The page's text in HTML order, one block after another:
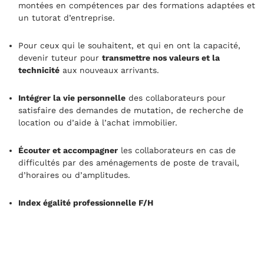
montées en compétences par des formations adaptées et
un tutorat d’entreprise.
Pour ceux qui le souhaitent, et qui en ont la capacité,
devenir tuteur pour transmettre nos valeurs et la
technicité aux nouveaux arrivants.
Intégrer la vie personnelle des collaborateurs pour
satisfaire des demandes de mutation, de recherche de
location ou d’aide à l’achat immobilier.
Écouter et accompagner les collaborateurs en cas de
difficultés par des aménagements de poste de travail,
d’horaires ou d’amplitudes.
Index égalité professionnelle F/H